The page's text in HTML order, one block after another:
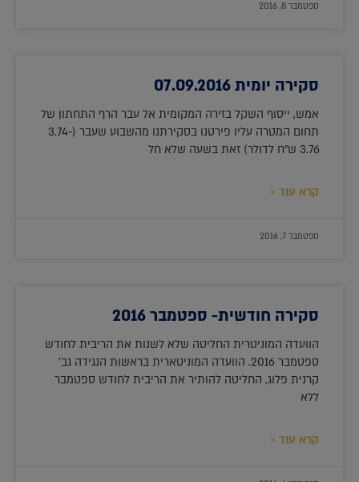
ספטמבר 8, 2016
סקירה יומית 07.09.2016
אמש, ייסוף השקל בזירה המקומית אל עבר הרף התחתון של
תחום המטרה עליו פירטנו בסקירתנו מהשבוע שעבר (3.74-
3.76 ש"ח לדולר) זאת בשעה שלא חל
קרא עוד »
ספטמבר 7, 2016
סקירה חודשית- ספטמבר 2016
הוועדה המוניטרית החליטה שלא לשנות את הריבית לחודש
ספטמבר 2016. הוועדה המוניטארית בראשות הנגידה גב'
קרנית פלוג, החליטה להותיר את הריבית לחודש ספטמבר
ללא
קרא עוד »